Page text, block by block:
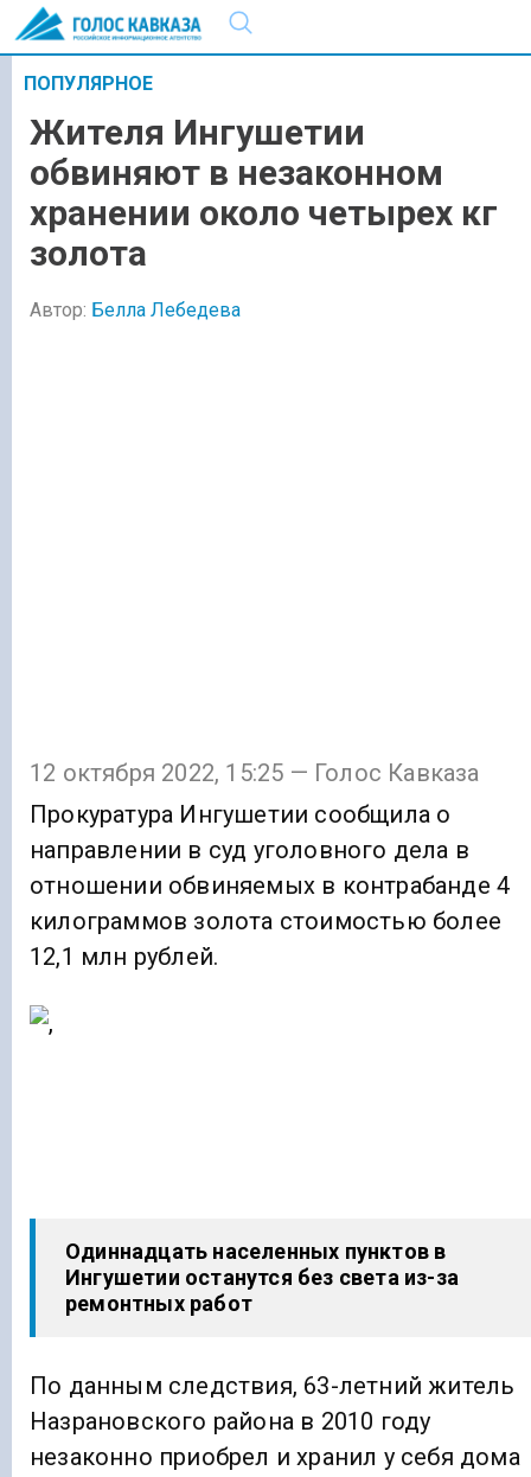
ПОПУЛЯРНОЕ
Жителя Ингушетии
обвиняют в незаконном
хранении около четырех кг
золота
Автор: Белла Лебедева
12 октября 2022, 15:25 — Голос Кавказа
Прокуратура Ингушетии сообщила о
направлении в суд уголовного дела в
отношении обвиняемых в контрабанде 4
килограммов золота стоимостью более
12,1 млн рублей.
Одиннадцать населенных пунктов в
Ингушетии останутся без света из-за
ремонтных работ
По данным следствия, 63-летний житель
Назрановского района в 2010 году
незаконно приобрел и хранил у себя дома